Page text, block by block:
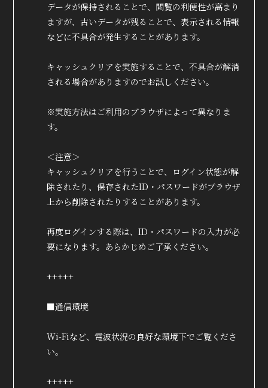
Q&A
データが保持されることで、閲覧の利便性が高まり
ますが、古いデータが残ることで、表示される情報
などに不具合が発生することがあります。
キャッシュクリアを実施することで、不具合が解消
される場合がありますのでお試しください。
※実施方法はご利用のブラウザによって異なりま
す。
＜注意＞
キャッシュクリアを行うことで、ログイン状態が解
除されたり、保存されたID・パスワードがブラウザ
上から削除されたりすることがあります。
再度ログインする際は、ID・パスワードの入力が必
要になります。あらかじめご了承ください。
+++++
■通信環境
Wi-Fiなど、電波状況の良好な環境下でご覧くださ
い。
+++++